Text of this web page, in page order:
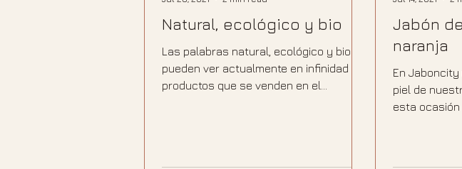
Natural, ecológico y bio
Las palabras natural, ecológico y bio se
pueden ver actualmente en infinidad de
productos que se venden en el
Jabón
naranja
En Jaboncity
piel de
esta ocasión